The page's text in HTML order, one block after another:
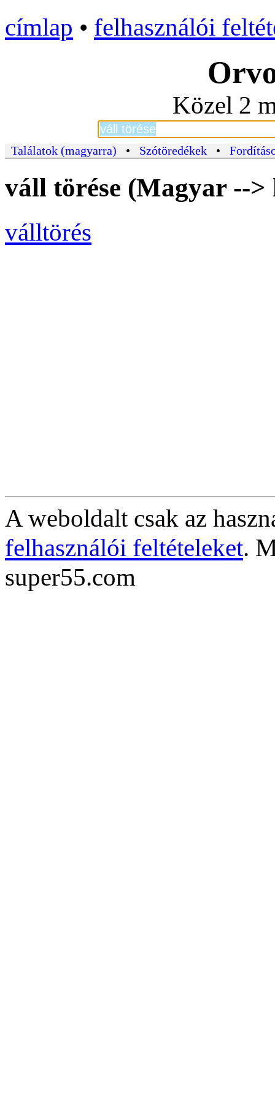
címlap • felhasználói
Közel 2
Találatok (magyarra) • Szótöredékek •
váll törése (Magyar -->
válltörés
A weboldalt csak az
felhasználói feltételeket.
super55.com